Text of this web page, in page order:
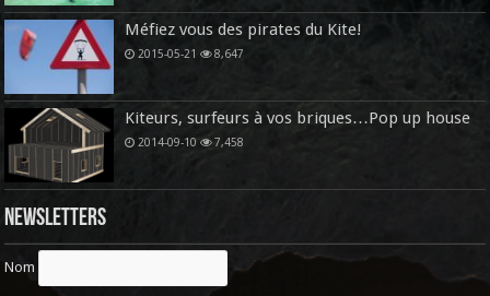
Méfiez vous des pirates du Kite!
2015-05-21 8,647
Kiteurs, surfeurs à vos briques…Pop up house
2014-09-10 7,458
Newsletters
Nom